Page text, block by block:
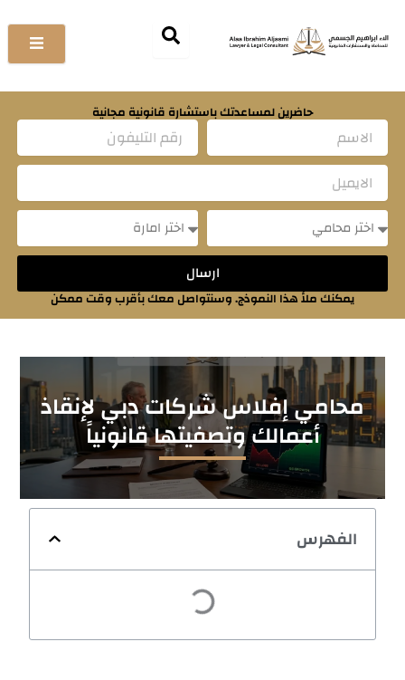
إلى
المحتوى
حاضرين لمساعدتك باستشارة قانونية مجانية
ارسال
يمكنك ملأ هذا النموذج. وسنتواصل معك بأقرب وقت ممكن
محامي إفلاس شركات دبي لإنقاذ
أعمالك وتصفيتها قانونياً
الفهرس